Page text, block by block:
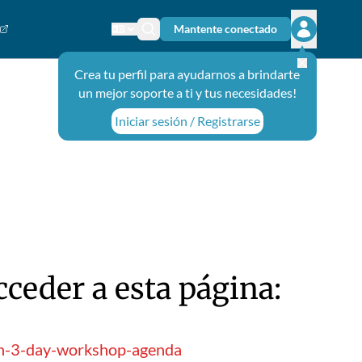
Cambiar el idioma
Ícono de búsqueda
Mantente conectado
Abrir el
Crea tu perfil para ayudarnos a brindarte
un mejor soporte a ti y tus necesidades!
Iniciar sesión / Registrarse
a esta página:
3-day-workshop-agenda